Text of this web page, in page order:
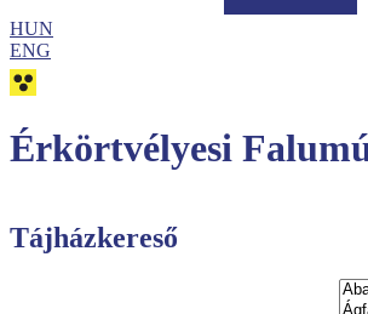
HUN
ENG
Érkörtvélyesi
Tájházkereső